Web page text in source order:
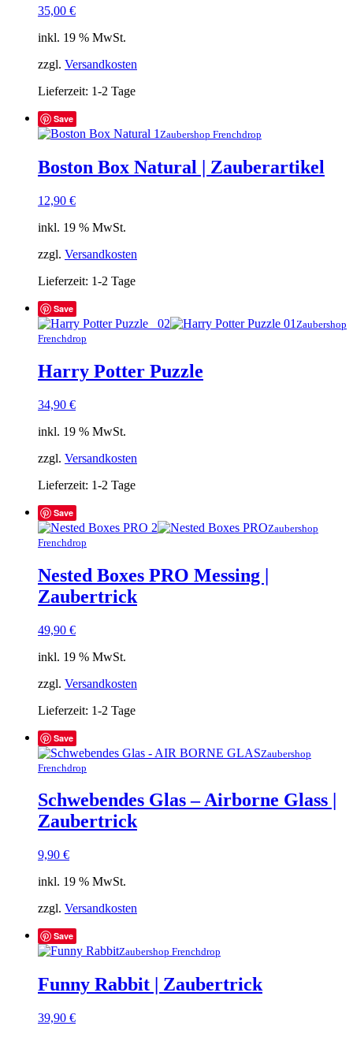
35,00 €
inkl. 19 % MwSt.
zzgl. Versandkosten
Lieferzeit: 1-2 Tage
Save
Zaubershop Frenchdrop
Boston Box Natural | Zauberartikel
12,90 €
inkl. 19 % MwSt.
zzgl. Versandkosten
Lieferzeit: 1-2 Tage
Save
Zaubershop
Frenchdrop
Harry Potter Puzzle
34,90 €
inkl. 19 % MwSt.
zzgl. Versandkosten
Lieferzeit: 1-2 Tage
Save
Zaubershop
Frenchdrop
Nested Boxes PRO Messing |
Zaubertrick
49,90 €
inkl. 19 % MwSt.
zzgl. Versandkosten
Lieferzeit: 1-2 Tage
Save
Zaubershop
Frenchdrop
Schwebendes Glas – Airborne Glass |
Zaubertrick
9,90 €
inkl. 19 % MwSt.
zzgl. Versandkosten
Save
Zaubershop Frenchdrop
Funny Rabbit | Zaubertrick
39,90 €